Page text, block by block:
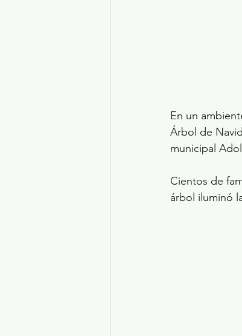
En un
Árbol de
municipal
Cientos de
árbol iluminó